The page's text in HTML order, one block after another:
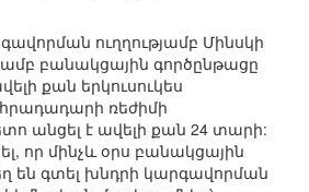
ուղղությամբ Մինսկի
բանակցային գործընթացը
քան երկուսուկես
ռեժիմի
անցել է ավելի քան 24 տարի:
որ մինչև օրս բանակցային
են գտել խնդրի կարգավորման